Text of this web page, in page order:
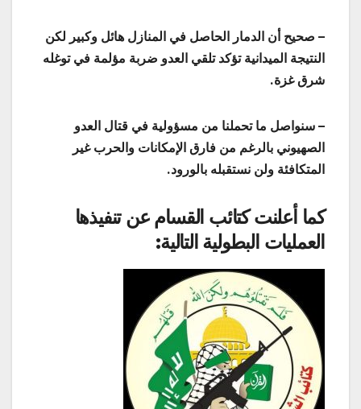
– صحيح أن الدمار الحاصل في المنازل هائل وكبير لكن
النتيجة الميدانية تؤكد تلقي العدو ضربة مؤلمة في توغله
شرق غزة.
– سنواصل ما تحملنا من مسؤولية في قتال العدو
الصهيوني بالرغم من فارق الإمكانات والحرب غير
المتكافئة ولن نستقبله بالورود.
كما أعلنت كتائب القسام عن تنفيذها
العمليات البطولية التالية: